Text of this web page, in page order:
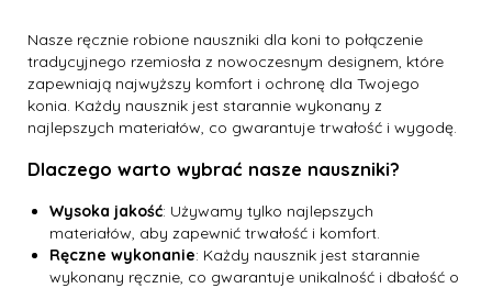
Nasze ręcznie robione nauszniki dla koni to połączenie
tradycyjnego rzemiosła z nowoczesnym designem, które
zapewniają najwyższy komfort i ochronę dla Twojego
konia. Każdy nausznik jest starannie wykonany z
najlepszych materiałów, co gwarantuje trwałość i wygodę.
Dlaczego warto wybrać nasze nauszniki?
Wysoka jakość: Używamy tylko najlepszych
materiałów, aby zapewnić trwałość i komfort.
Ręczne wykonanie: Każdy nausznik jest starannie
wykonany ręcznie, co gwarantuje unikalność i dbałość o